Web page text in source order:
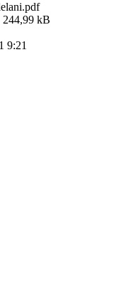
244,99 kB
9:21